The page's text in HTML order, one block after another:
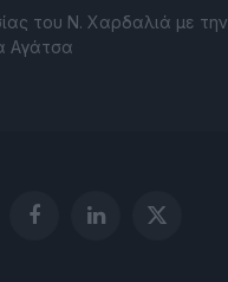
του Ν. Χαρδαλιά με
Αγάτσα
FacebookLinkedInX